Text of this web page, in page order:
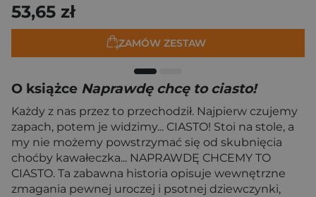
53,65 zł
ZAMÓW ZESTAW
O książce Naprawdę chcę to ciasto!
Każdy z nas przez to przechodził. Najpierw czujemy
zapach, potem je widzimy... CIASTO! Stoi na stole, a
my nie możemy powstrzymać się od skubnięcia
choćby kawałeczka... NAPRAWDĘ CHCEMY TO
CIASTO. Ta zabawna historia opisuje wewnętrzne
zmagania pewnej uroczej i psotnej dziewczynki,